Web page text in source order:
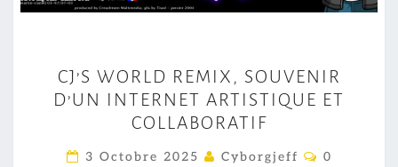
J
S
W
CJ’S WORLD REMIX, SOUVENIR
D’UN INTERNET ARTISTIQUE ET
COLLABORATIF
3 Octobre 2025 Cyborgjeff
C
0